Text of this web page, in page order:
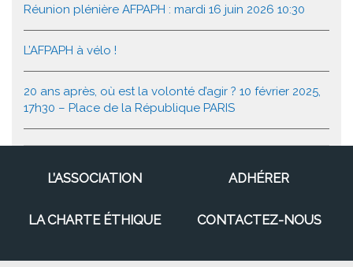
Réunion plénière AFPAPH : mardi 16 juin 2026 10:30
L’AFPAPH à vélo !
20 ans après, où est la volonté d’agir ? 10 février 2025,
17h30 – Place de la République PARIS
L’ASSOCIATION ADHÉRER
LA CHARTE ÉTHIQUE CONTACTEZ-NOUS